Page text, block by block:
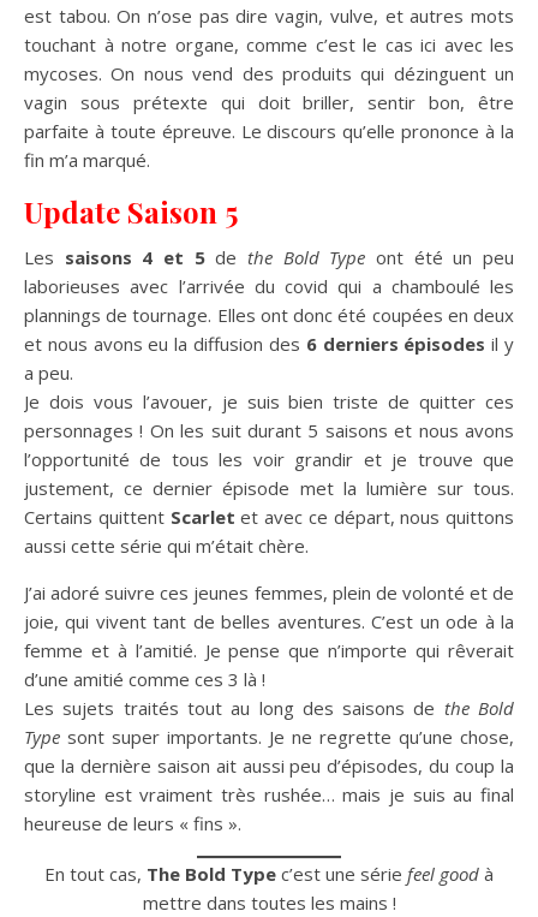
est tabou. On n’ose pas dire vagin, vulve, et autres mots
touchant à notre organe, comme c’est le cas ici avec les
mycoses. On nous vend des produits qui dézinguent un
vagin sous prétexte qui doit briller, sentir bon, être
parfaite à toute épreuve. Le discours qu’elle prononce à la
fin m’a marqué.
Update Saison 5
Les saisons 4 et 5dethe Bold Type ont été un peu
laborieuses avec l’arrivée du covid qui a chamboulé les
plannings de tournage. Elles ont donc été coupées en deux
et nous avons eu la diffusion des 6 derniers épisodes il y
a peu.
Je dois vous l’avouer, je suis bien triste de quitter ces
personnages ! On les suit durant 5 saisons et nous avons
l’opportunité de tous les voir grandir et je trouve que
justement, ce dernier épisode met la lumière sur tous.
Certains quittent Scarlet et avec ce départ, nous quittons
aussi cette série qui m’était chère.
J’ai adoré suivre ces jeunes femmes, plein de volonté et de
joie, qui vivent tant de belles aventures. C’est un ode à la
femme et à l’amitié. Je pense que n’importe qui rêverait
d’une amitié comme ces 3 là !
Les sujets traités tout au long des saisons de the Bold
Type sont super importants. Je ne regrette qu’une chose,
que la dernière saison ait aussi peu d’épisodes, du coup la
storyline est vraiment très rushée… mais je suis au final
heureuse de leurs « fins ».
En tout cas, The Bold Type c’est une série feel good à
mettre dans toutes les mains !